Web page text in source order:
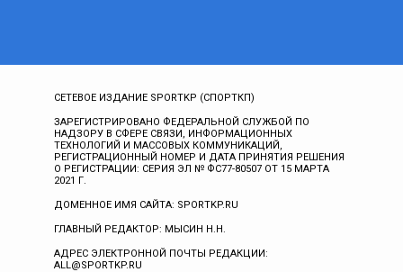
СЕТЕВОЕ ИЗДАНИЕ SPORTKP (СПОРТКП)
ЗАРЕГИСТРИРОВАНО ФЕДЕРАЛЬНОЙ СЛУЖБОЙ ПО
НАДЗОРУ В СФЕРЕ СВЯЗИ, ИНФОРМАЦИОННЫХ
ТЕХНОЛОГИЙ И МАССОВЫХ КОММУНИКАЦИЙ,
РЕГИСТРАЦИОННЫЙ НОМЕР И ДАТА ПРИНЯТИЯ РЕШЕНИЯ
О РЕГИСТРАЦИИ: СЕРИЯ ЭЛ № ФС77-80507 ОТ 15 МАРТА
2021 Г.
ДОМЕННОЕ ИМЯ САЙТА: SPORTKP.RU
ГЛАВНЫЙ РЕДАКТОР: МЫСИН Н.Н.
АДРЕС ЭЛЕКТРОННОЙ ПОЧТЫ РЕДАКЦИИ:
ALL@SPORTKP.RU